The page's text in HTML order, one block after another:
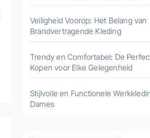
Veiligheid Voorop: Het Belang van
Brandvertragende Kleding
Trendy en Comfortabel: De
Kopen voor Elke Gelegenheid
Stijlvolle en Functionele
Dames